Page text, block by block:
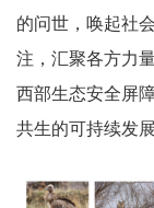
的问世，唤起社
注，汇聚各方力
西部生态安全屏
共生的可持续发展